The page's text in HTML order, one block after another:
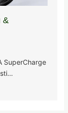
&
SuperCharge